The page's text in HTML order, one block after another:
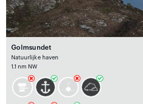
Golmsundet
Natuurlijke haven
1.1 nm NW